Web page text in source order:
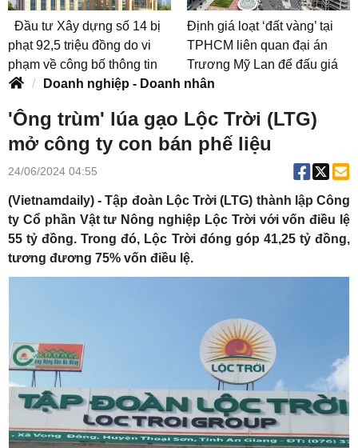
Đầu tư Xây dựng số 14 bị
phạt 92,5 triệu đồng do vi
phạm về công bố thông tin
Định giá loạt ‘đất vàng’ tại
TPHCM liên quan đại án
Trương Mỹ Lan để đấu giá
Doanh nghiệp - Doanh nhân
'Ông trùm' lúa gạo Lộc Trời (LTG)
mở công ty con bán phế liệu
24/06/2024 04:55
(Vietnamdaily) - Tập đoàn Lộc Trời (LTG) thành lập Công
ty Cổ phần Vật tư Nông nghiệp Lộc Trời với vốn điều lệ
55 tỷ đồng. Trong đó, Lộc Trời đóng góp 41,25 tỷ đồng,
tương đương 75% vốn điều lệ.